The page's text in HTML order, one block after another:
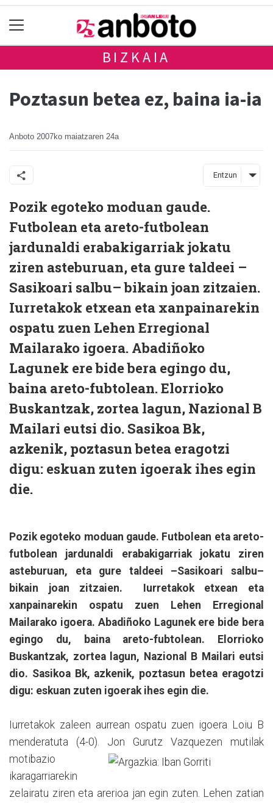
BIZKAIA
Poztasun betea ez, baina ia-ia
Anboto 2007ko maiatzaren 24a
Entzun
Pozik egoteko moduan gaude.
Futbolean eta areto-futbolean
jardunaldi erabakigarriak jokatu
ziren asteburuan, eta gure taldeei –
Sasikoari salbu– bikain joan zitzaien.
Iurretakok etxean eta xanpainarekin
ospatu zuen Lehen Erregional
Mailarako igoera. Abadiñoko
Lagunek ere bide bera egingo du,
baina areto-fubtolean. Elorrioko
Buskantzak, zortea lagun, Nazional B
Mailari eutsi dio. Sasikoa Bk,
azkenik, poztasun betea eragotzi
digu: eskuan zuten igoerak ihes egin
die.
Pozik egoteko moduan gaude. Futbolean eta areto-
futbolean jardunaldi erabakigarriak jokatu ziren
asteburuan, eta gure taldeei –Sasikoari salbu–
bikain joan zitzaien. Iurretakok etxean eta
xanpainarekin ospatu zuen Lehen Erregional
Mailarako igoera. Abadiñoko Lagunek ere bide bera
egingo du, baina areto-fubtolean. Elorrioko
Buskantzak, zortea lagun, Nazional B Mailari eutsi
dio. Sasikoa Bk, azkenik, poztasun betea eragotzi
digu: eskuan zuten igoerak ihes egin die.
Iurretakok zaleen aurrean ospatu zuen igoera Loiu B
menderatuta (4-0). Jon Gurutz Vazquezen mutilak
motibazio
ikaragarriarekin
zelairatu ziren eta arerioa jan egin zuten. Lehen zatian